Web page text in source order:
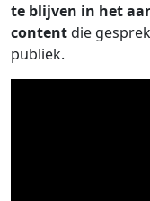
te blijven in het
contentdie
publiek.